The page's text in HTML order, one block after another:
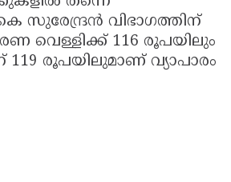
സുരേന്ദ്രൻ വിഭാഗത്തിന്
വെള്ളിക്ക് 116 രൂപയിലും
119 രൂപയിലുമാണ് വ്യാപാരം